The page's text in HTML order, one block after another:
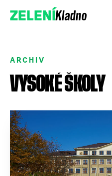
ZELENÍKladno
Přidejte se k nám
ARCHIV
VYSOKÉ ŠKOLY